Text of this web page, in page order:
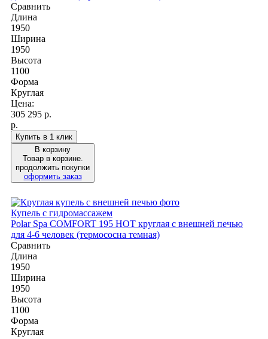
Сравнить
Длина
1950
Ширина
1950
Высота
1100
Форма
Круглая
Цена:
305 295 р.
р.
Купить в 1 клик
В корзину
Товар в корзине.
продолжить покупки
оформить заказ
Купель с гидромассажем
Polar Spa COMFORT 195 HOT круглая с внешней печью
для 4-6 человек (термососна темная)
Сравнить
Длина
1950
Ширина
1950
Высота
1100
Форма
Круглая